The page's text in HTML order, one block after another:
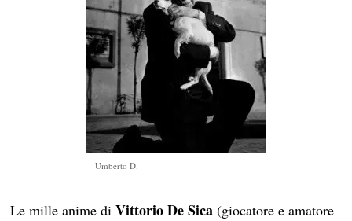
Umberto D.
Le mille anime diVittorio De Sica (giocatore e amatore